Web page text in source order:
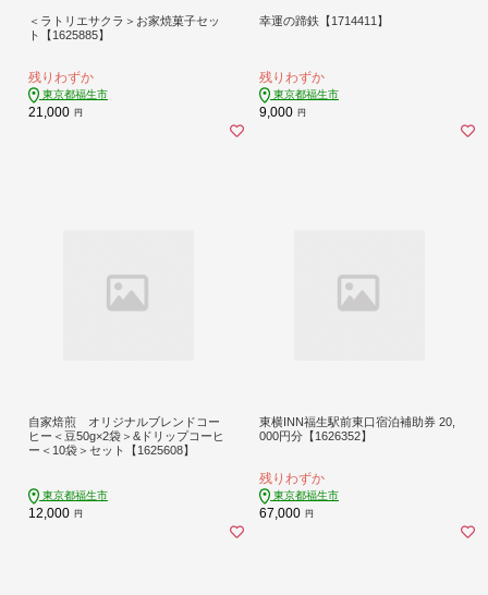
＜ラトリエサクラ＞お家焼菓子セッ
ト【1625885】
残りわずか
東京都福生市
21,000 円
幸運の蹄鉄【1714411】
残りわずか
東京都福生市
9,000 円
自家焙煎 オリジナルブレンドコー
ヒー＜豆50g×2袋＞&ドリップコーヒ
ー＜10袋＞セット【1625608】
東京都福生市
12,000 円
東横INN福生駅前東口宿泊補助券 20,
000円分【1626352】
残りわずか
東京都福生市
67,000 円